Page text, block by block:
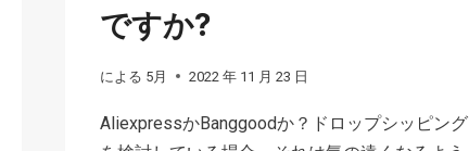
ですか?
による 5月 2022 年 11 月 23 日
AliexpressかBanggoodか？ドロップシッピング